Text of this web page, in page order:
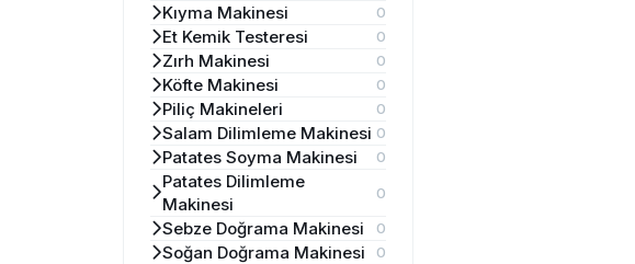
Kıyma Makinesi 0
Et Kemik Testeresi 0
Zırh Makinesi 0
Köfte Makinesi 0
Piliç Makineleri 0
Salam Dilimleme Makinesi 0
Patates Soyma Makinesi 0
Patates Dilimleme
Makinesi
0
Sebze Doğrama Makinesi 0
Soğan Doğrama Makinesi 0